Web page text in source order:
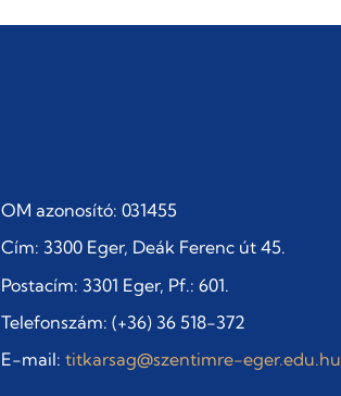
OM azonosító: 031455
Cím: 3300 Eger, Deák Ferenc út 45.
Postacím: 3301 Eger, Pf.: 601.
Telefonszám: (+36) 36 518-372
E-mail:titkarsag@szentimre-eger.edu.hu